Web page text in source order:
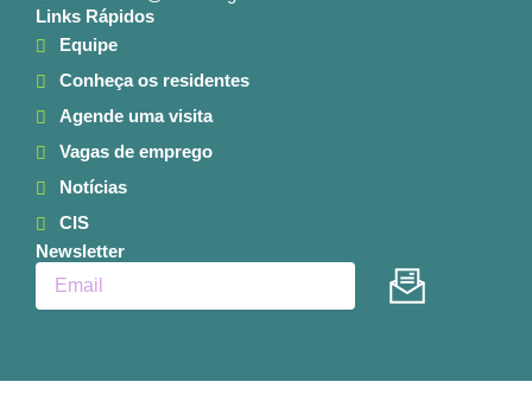
Links Rápidos
Equipe
Conheça os residentes
Agende uma visita
Vagas de emprego
Notícias
CIS
Newsletter
Enviar